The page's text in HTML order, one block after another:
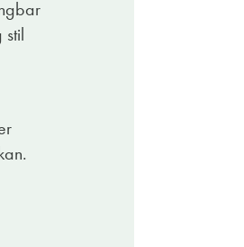
stil
Le Volte går att
till charkuterier
det svårt att gå